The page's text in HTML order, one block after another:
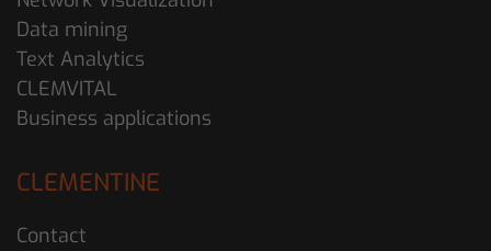
Data mining
Text Analytics
CLEMVITAL
Business applications
CLEMENTINE
Contact